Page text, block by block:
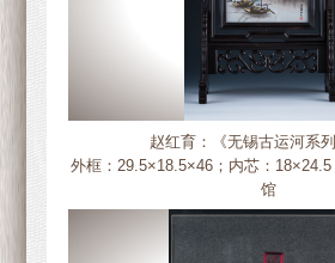
赵红育：《无锡古运河系列
外框：29.5×18.5×46；内芯：
馆